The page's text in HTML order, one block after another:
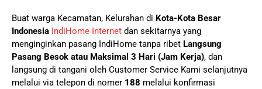
Buat warga Kecamatan, Kelurahan di Kota-Kota Besar
Indonesia IndiHome Internet dan sekitarnya yang
menginginkan pasang IndiHome tanpa ribet Langsung
Pasang Besok atau Maksimal 3 Hari (Jam Kerja), dan
langsung di tangani oleh Customer Service Kami selanjutnya
melalui via telepon di nomer 188 melalui konfirmasi